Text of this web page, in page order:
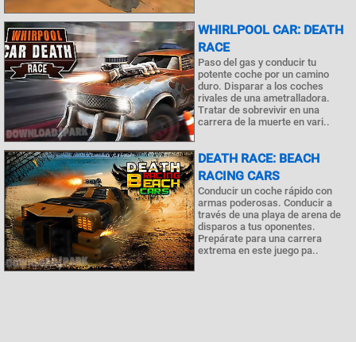
WHIRLPOOL CAR: DEATH
RACE
Paso del gas y conducir tu
potente coche por un camino
duro. Disparar a los coches
rivales de una ametralladora.
Tratar de sobrevivir en una
carrera de la muerte en vari..
DEATH RACE: BEACH
RACING CARS
Conducir un coche rápido con
armas poderosas. Conducir a
través de una playa de arena de
disparos a tus oponentes.
Prepárate para una carrera
extrema en este juego pa..